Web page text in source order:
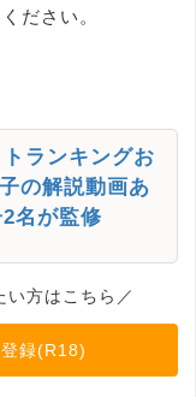
ださい。
ランキングお
の解説動画あ
名が監修
い方はこちら／
録(R18)